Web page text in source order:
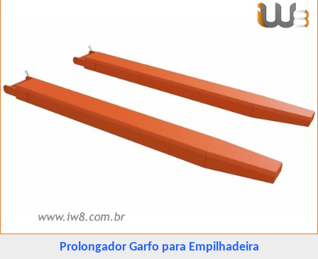
Prolongador Garfo para Empilhadeira